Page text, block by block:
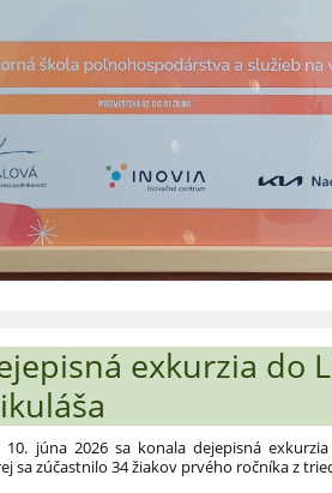
exkurzia do
10. júna 2026 sa konala dejepisná
sa zúčastnilo 34 žiakov prvého ročníka z